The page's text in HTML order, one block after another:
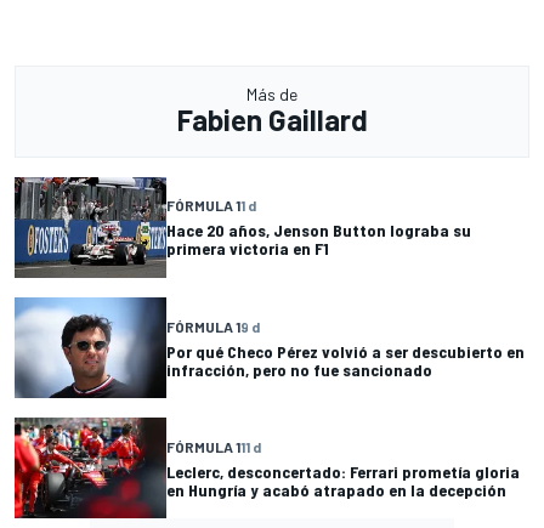
Más de
Fabien Gaillard
FÓRMULA 11 d
Hace 20 años, Jenson Button lograba su
primera victoria en F1
FÓRMULA 19 d
Por qué Checo Pérez volvió a ser descubierto en
infracción, pero no fue sancionado
FÓRMULA 111 d
Leclerc, desconcertado: Ferrari prometía gloria
en Hungría y acabó atrapado en la decepción